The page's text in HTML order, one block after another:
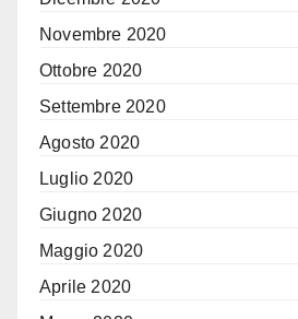
Novembre 2020
Ottobre 2020
Settembre 2020
Agosto 2020
Luglio 2020
Giugno 2020
Maggio 2020
Aprile 2020